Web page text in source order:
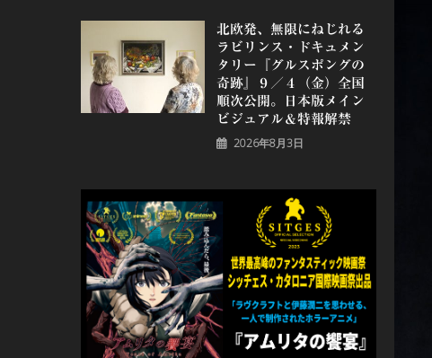
北欧発、無限にねじれる
ラビリンス・ドキュメン
タリー『グルスポングの
奇跡』９／４（金）全国
順次公開。日本版メイン
ビジュアル＆特報解禁
2026年8月3日